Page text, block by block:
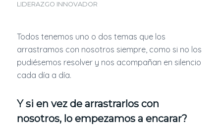
LIDERAZGO INNOVADOR
Todos tenemos uno o dos temas que los
arrastramos con nosotros siempre, como si no los
pudiésemos resolver y nos acompañan en silencio
cada día a día.
Y si en vez de arrastrarlos con
nosotros, lo empezamos a encarar?